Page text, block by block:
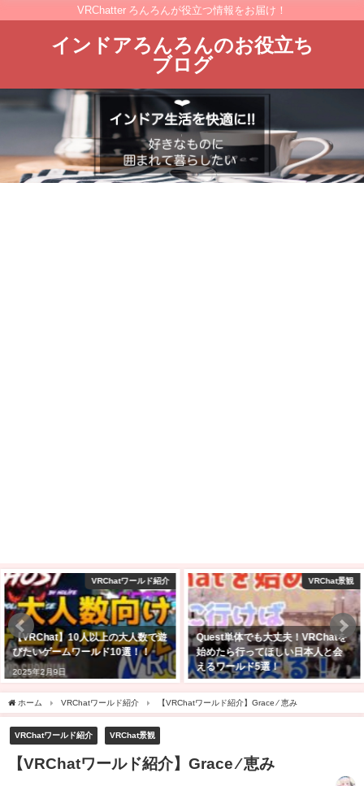
VRChatter ろんろんが役立つ情報をお届け！
インドアろんろんのお役立ち
ブログ
VRChat景観
Quest単体でも大丈夫！VRChatを
始めたら行ってほしい日本人と会
えるワールド5選！
VRChat景観
【VRChat】Quest単機でも行け
る！景色のきれいなワールド10
選！！
ホーム VRChatワールド紹介 【VRChatワールド紹介】Grace ⁄ 恵み
VRChatワールド紹介 VRChat景観
【VRChatワールド紹介】Grace ⁄ 恵み